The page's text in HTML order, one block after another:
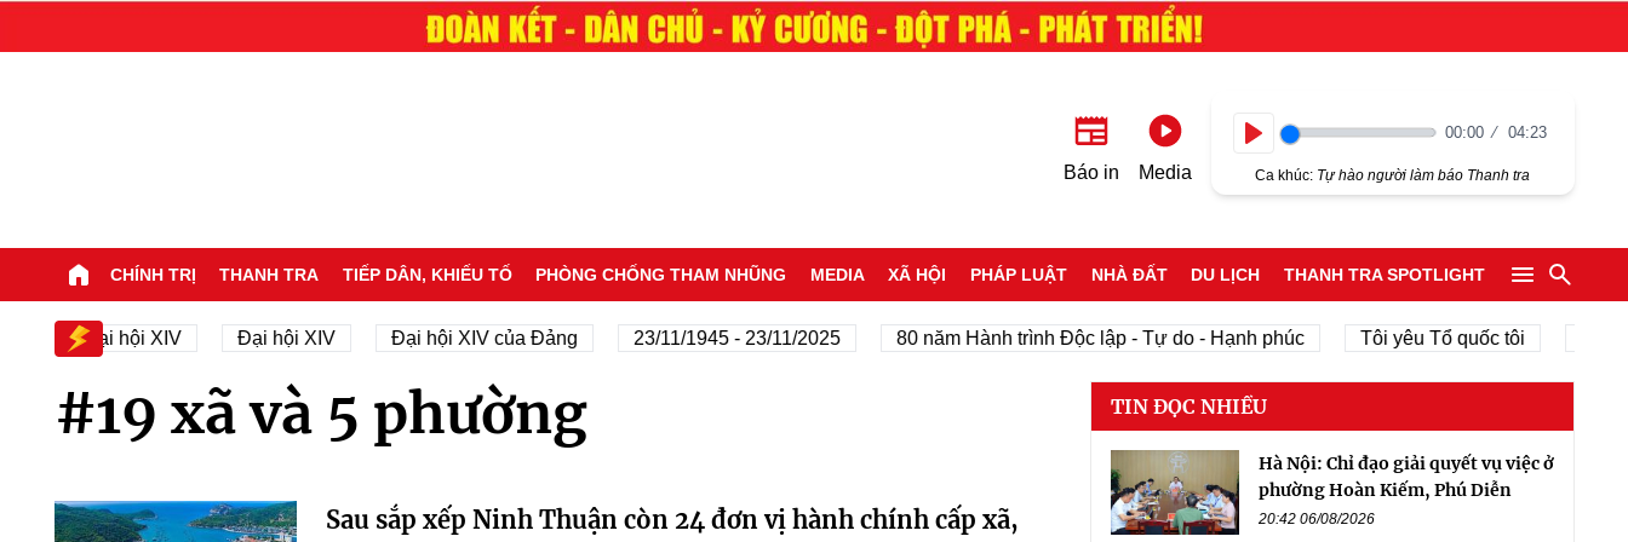
Báo in Media
00:00 04:23
Ca khúc: Tự hào người làm báo Thanh tra
CHÍNH TRỊ THANH TRA TIẾP DÂN, KHIẾU TỐ PHÒNG CHỐNG THAM NHŨNG MEDIA XÃ HỘI PHÁP LUẬT NHÀ ĐẤT DU LỊCH THANH TRA SPOTLIGHT
sự Đại hội XIV Đại hội XIV Đại hội XIV của Đảng 23/11/1945 - 23/11/2025 80 năm Hành trình Độc lập - Tự do - Hạnh phúc Tôi yêu Tổ quốc tôi
#19 xã và 5 phường
Sau sắp xếp Ninh Thuận còn 24 đơn vị hành chính cấp xã,
TIN ĐỌC NHIỀU
Hà Nội: Chỉ đạo giải quyết vụ việc ở
phường Hoàn Kiếm, Phú Diễn
20:42 06/08/2026